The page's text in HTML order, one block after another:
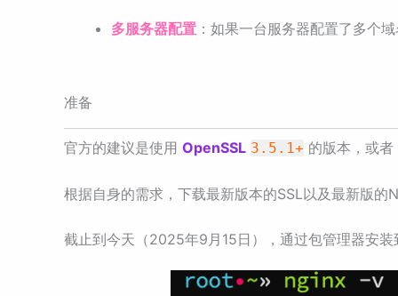
多服务器配置 ：如果一台服务器配置了多个
准备
官方的建议是使用 OpenSSL 3.5.1+ 的版本，或者
根据自身的需求，下载最新版本的SSL以及最新版的
截止到今天（2025年9月15日），通过包管理器安